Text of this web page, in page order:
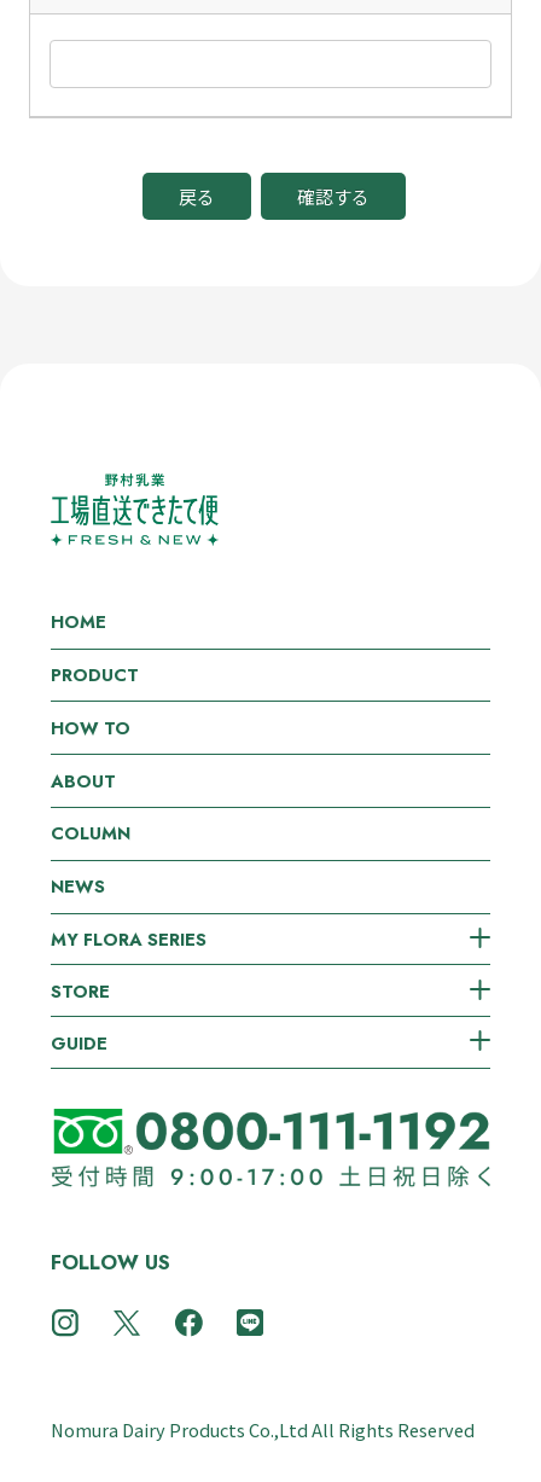
戻る 確認する
HOME
PRODUCT
HOW TO
ABOUT
COLUMN
NEWS
MY FLORA SERIES
STORE
GUIDE
FOLLOW US
Nomura Dairy Products Co.,Ltd All Rights Reserved